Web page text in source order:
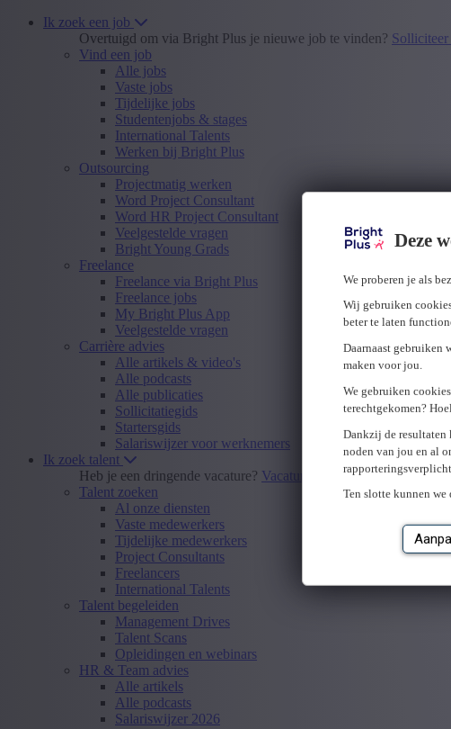
Deze
We proberen je als
Wij gebruiken
beter te laten
Daarnaast gebruiken
maken voor jou.
We gebruiken
terechtgekomen?
Dankzij de resultaten
noden van jou en al
Ten slotte kunnen we
Ik zoek een job
Overtuigd om via Bright Plus je nieuwe job te vinden? Solliciteer
Vind een job
Alle jobs
Vaste jobs
Tijdelijke jobs
Studentenjobs & stages
International Talents
Werken bij Bright Plus
Outsourcing
Projectmatig werken
Word Project Consultant
Word HR Project Consultant
Veelgestelde vragen
Bright Young Grads
Freelance
Freelance via Bright Plus
Freelance jobs
My Bright Plus App
Veelgestelde vragen
Carrière advies
Alle artikels & video's
Alle podcasts
Alle publicaties
Sollicitatiegids
Startersgids
Salariswijzer voor werknemers
Ik zoek talent
Heb je een dringende vacature? Vacature insturen
Talent zoeken
Al onze diensten
Vaste medewerkers
Tijdelijke medewerkers
Project Consultants
Freelancers
International Talents
Talent begeleiden
Management Drives
Talent Scans
Opleidingen en webinars
HR & Team advies
Alle artikels
Alle podcasts
Salariswijzer 2026